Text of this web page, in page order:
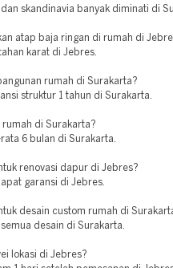
skandinavia banyak diminati di
atap baja ringan di rumah di
karat di Jebres.
rumah di Surakarta?
struktur 1 tahun di Surakarta.
rumah di Surakarta?
6 bulan di Surakarta.
renovasi dapur di Jebres?
garansi di Jebres.
desain custom rumah di
desain di Surakarta.
lokasi di Jebres?